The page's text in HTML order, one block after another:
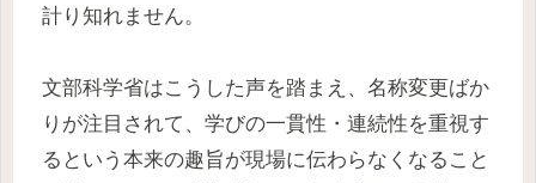
計り知れません。
文部科学省はこうした声を踏まえ、名称変更ばか
りが注目されて、学びの一貫性・連続性を重視す
るという本来の趣旨が現場に伝わらなくなること